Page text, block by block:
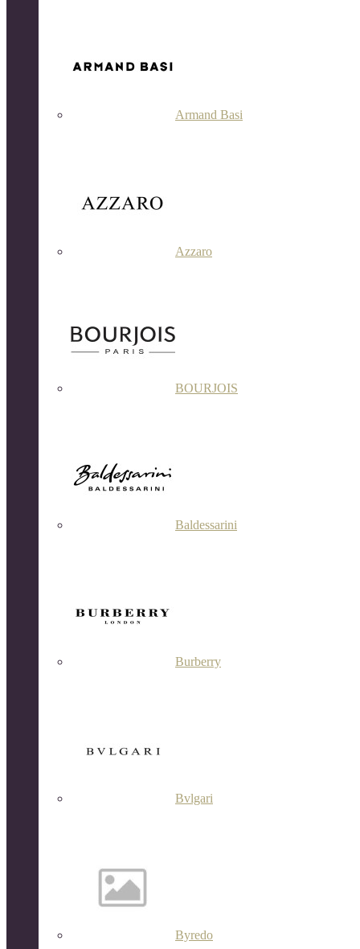
Armand Basi
Azzaro
BOURJOIS
Baldessarini
Burberry
Bvlgari
Byredo